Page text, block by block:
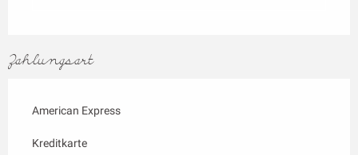
Zahlungsart
American Express
Kreditkarte